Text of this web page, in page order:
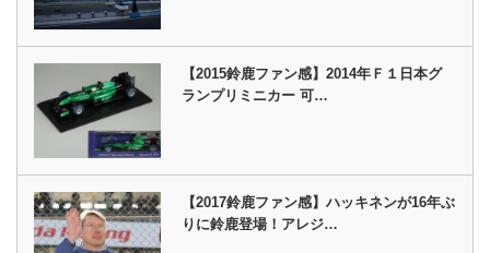
【2015鈴鹿ファン感】2014年Ｆ１日本グ
ランプリミニカー 可…
【2017鈴鹿ファン感】ハッキネンが16年ぶ
りに鈴鹿登場！アレジ…